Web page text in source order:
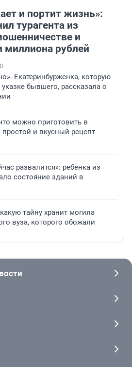
и портит жизнь»:
турагента из
и
миллиона рублей
Екатеринбурженка, которую
бывшего, рассказала о
можно приготовить в
и вкусный рецепт
развалится»: ребенка из
состояние зданий в
тайну хранит могила
вуза, которого обожали